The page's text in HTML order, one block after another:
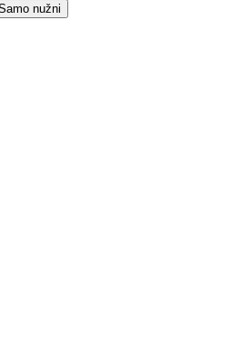
nužni